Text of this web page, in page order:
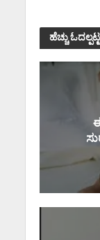
ಹೆಚ್ಚು